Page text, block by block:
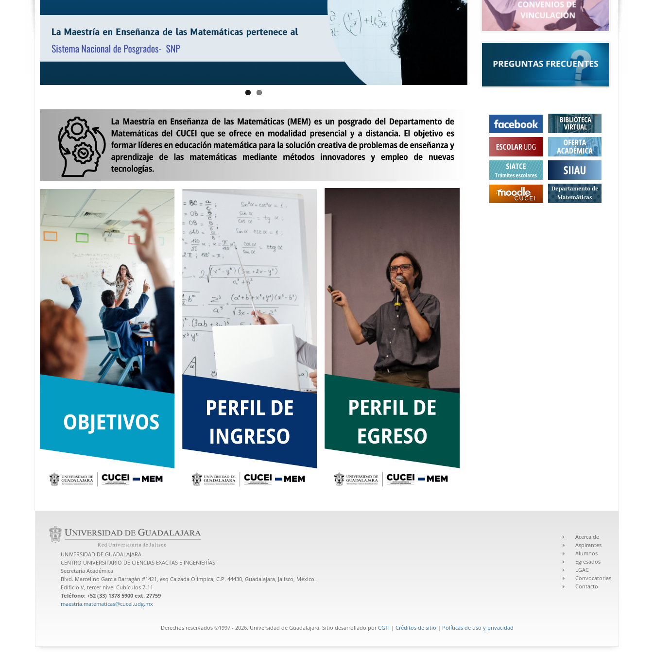
UNIVERSIDAD DE GUADALAJARA
CENTRO UNIVERSITARIO DE CIENCIAS EXACTAS E INGENIERÍAS
Secretaría Académica
Blvd. Marcelino García Barragán #1421, esq Calzada Olímpica, C.P. 44430, Guadalajara, Jalisco, México.
Edificio V, tercer nivel Cubículos 7-11
Teléfono: +52 (33) 1378 5900 ext. 27759
maestria.matematicas@cucei.udg.mx
Acerca de
Aspirantes
Alumnos
Egresados
LGAC
Convocatorias
Contacto
Derechos reservados ©1997 - 2026. Universidad de Guadalajara. Sitio desarrollado porCGTI | Créditos de sitio | Políticas de uso y privacidad